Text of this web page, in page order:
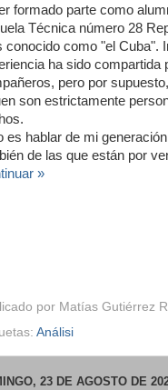
formado parte como
Técnica número 28
conocido como "el Cuba".
ha sido compartida
pero por
son estrictamente
es hablar de mi
de las que están por
»
por Matías Gutiérrez
Análisi
23 DE AGOSTO DE